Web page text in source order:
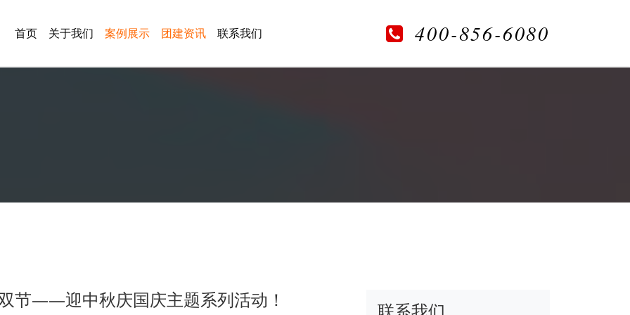
首页 关于我们 案例展示 团建资讯 联系我们 400-856-6080
节——迎中秋庆国庆主题系列活动！